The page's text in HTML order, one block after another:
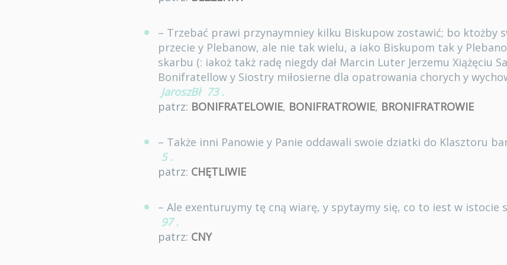
– Trzebać prawi przynaymniey kilku Biskupow zostawić; bo ktożby
przecie y Plebanow, ale nie tak wielu, a iako Biskupom tak y
skarbu (: iakoż takż radę niegdy dał Marcin Luter Jerzemu Xiążęciu
Bonifratellow y Siostry miłosierne dla opatrowania chorych y
JaroszBł 73 .
patrz: BONIFRATELOWIE, BONIFRATROWIE, BRONIFRATROWIE
– Także inni Panowie y Panie oddawali swoie dziatki do Klasztoru
5 .
patrz: CHĘTLIWIE
– Ale exenturuymy tę cną wiarę, y spytaymy się, co to iest w istocie
97 .
patrz: CNY